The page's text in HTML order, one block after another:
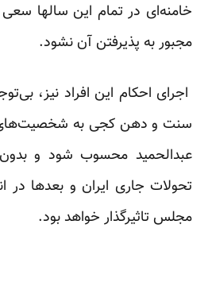
خامنه‌ای در تمام این سالها
مجبور به پذیرفتن آن نشود.
اجرای احکام این افراد نیز،
سنت و دهن کجی به شخصیت‌های
عبدالحمید محسوب شود و بدون
تحولات جاری ایران و بعدها در
مجلس تاثیرگذار خواهد بود.